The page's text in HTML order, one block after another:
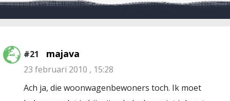
#21 majava
23 februari 2010 , 15:28
Ach ja, die woonwagenbewoners toch. Ik moet